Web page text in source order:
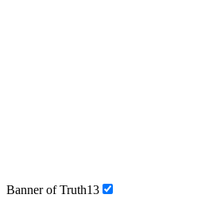
Banner of Truth13